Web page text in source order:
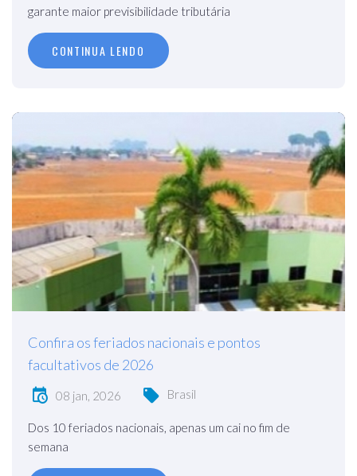
garante maior previsibilidade tributária
CONTINUA LENDO
Confira os feriados nacionais e pontos
facultativos de 2026
08 jan, 2026 Brasil
Dos 10 feriados nacionais, apenas um cai no fim de
semana